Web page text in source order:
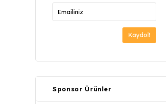
Kaydol!
Sponsor Ürünler